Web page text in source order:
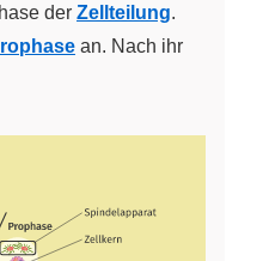
der Zellteilung.
an. Nach ihr